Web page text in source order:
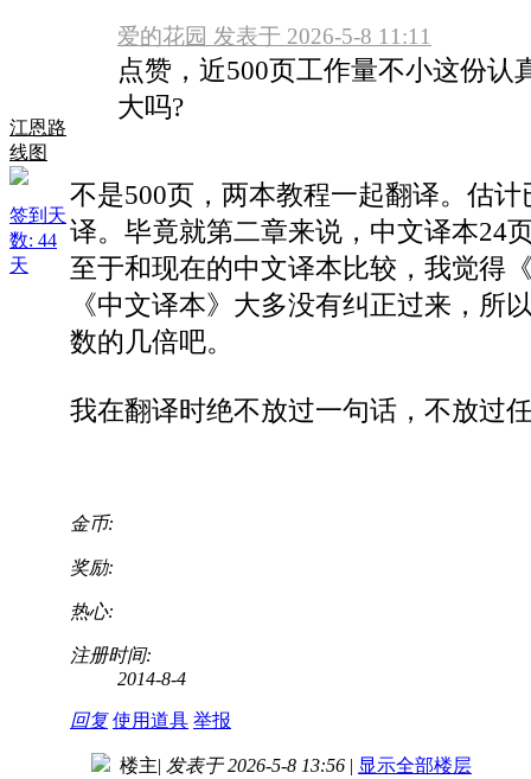
江恩路
线图
签到天
数: 44
天
爱的花园 发表于 2026-5-8 11:11
点赞，近500页工作量不小这份
大吗?
不是500页，两本教程一起翻译。估
译。毕竟就第二章来说，中文译本24
至于和现在的中文译本比较，我觉得
《中文译本》大多没有纠正过来，所
数的几倍吧。
我在翻译时绝不放过一句话，不放过
金币:
奖励:
热心:
注册时间:
2014-8-4
回复 使用道具 举报
楼主| 发表于 2026-5-8 13:56 | 显示全部楼层